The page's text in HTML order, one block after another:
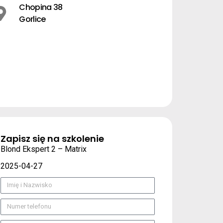
Chopina 38
Gorlice
Zapisz się na szkolenie
Blond Ekspert 2 – Matrix
2025-04-27